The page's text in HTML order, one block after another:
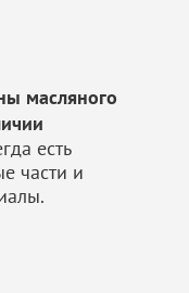
масляного
есть
части и